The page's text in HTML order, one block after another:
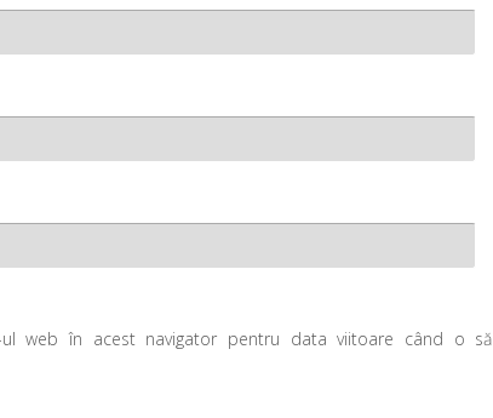
ul web în acest navigator pentru data viitoare când o să